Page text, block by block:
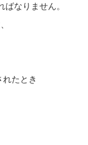
ばなりません。
れたとき